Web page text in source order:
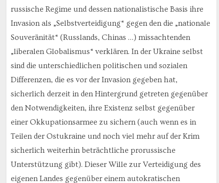
russische Regime und dessen nationalistische Basis ihre
Invasion als „Selbstverteidigung“ gegen den die „nationale
Souveränität“ (Russlands, Chinas …) missachtenden
„liberalen Globalismus“ verklären. In der Ukraine selbst
sind die unterschiedlichen politischen und sozialen
Differenzen, die es vor der Invasion gegeben hat,
sicherlich derzeit in den Hintergrund getreten gegenüber
den Notwendigkeiten, ihre Existenz selbst gegenüber
einer Okkupationsarmee zu sichern (auch wenn es in
Teilen der Ostukraine und noch viel mehr auf der Krim
sicherlich weiterhin beträchtliche prorussische
Unterstützung gibt). Dieser Wille zur Verteidigung des
eigenen Landes gegenüber einem autokratischen